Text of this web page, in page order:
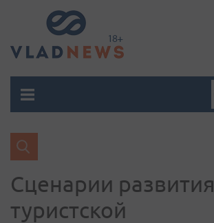
Сценарии развития
туристской